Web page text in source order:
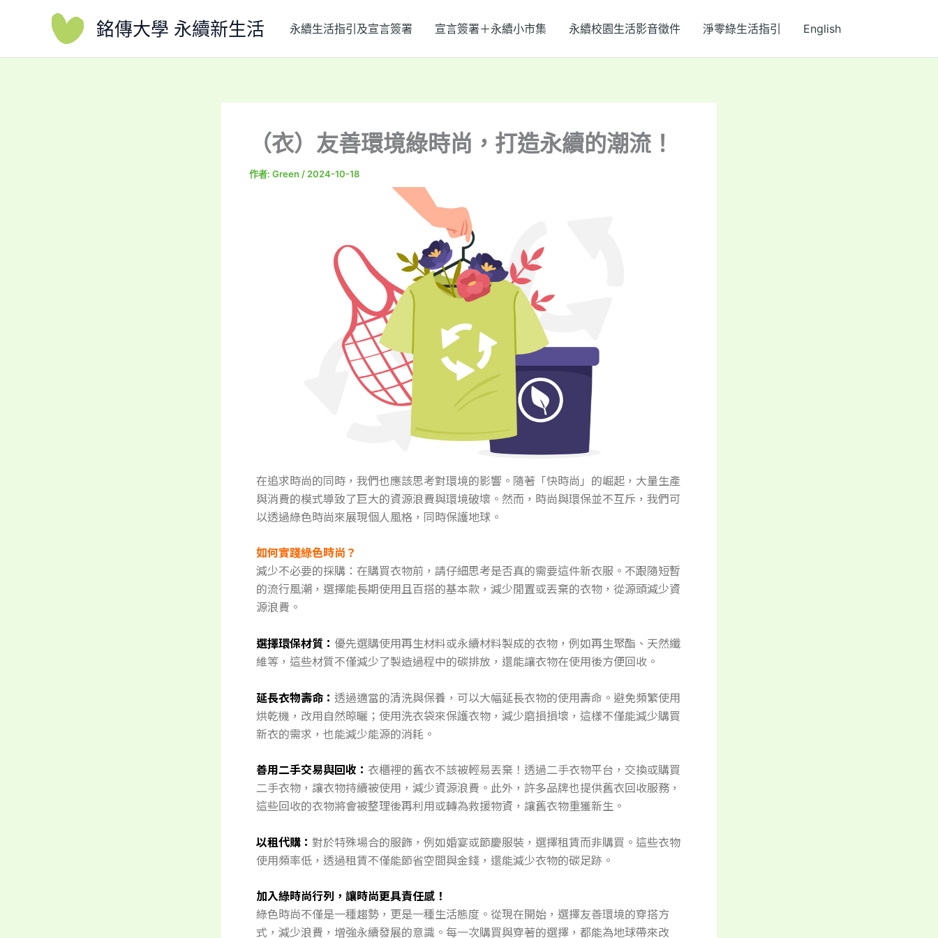
銘傳大學 永續新生活 永續生活指引及宣言簽署 宣言簽署＋永續小市集 永續校園生活影音徵件 淨零綠生活指引 English
（衣）友善環境綠時尚，打造永續的潮流！
作者: Green / 2024-10-18
在追求時尚的同時，我們也應該思考對環境的影響。隨著「快時尚」的崛起，大量生產
與消費的模式導致了巨大的資源浪費與環境破壞。然而，時尚與環保並不互斥，我們可
以透過綠色時尚來展現個人風格，同時保護地球。
如何實踐綠色時尚？
減少不必要的採購：在購買衣物前，請仔細思考是否真的需要這件新衣服。不跟隨短暫
的流行風潮，選擇能長期使用且百搭的基本款，減少閒置或丟棄的衣物，從源頭減少資
源浪費。
選擇環保材質： 優先選購使用再生材料或永續材料製成的衣物，例如再生聚酯、天然纖
維等，這些材質不僅減少了製造過程中的碳排放，還能讓衣物在使用後方便回收。
延長衣物壽命： 透過適當的清洗與保養，可以大幅延長衣物的使用壽命。避免頻繁使用
烘乾機，改用自然晾曬；使用洗衣袋來保護衣物，減少磨損損壞，這樣不僅能減少購買
新衣的需求，也能減少能源的消耗。
善用二手交易與回收： 衣櫃裡的舊衣不該被輕易丟棄！透過二手衣物平台，交換或購買
二手衣物，讓衣物持續被使用，減少資源浪費。此外，許多品牌也提供舊衣回收服務，
這些回收的衣物將會被整理後再利用或轉為救援物資，讓舊衣物重獲新生。
以租代購： 對於特殊場合的服飾，例如婚宴或節慶服裝，選擇租賃而非購買。這些衣物
使用頻率低，透過租賃不僅能節省空間與金錢，還能減少衣物的碳足跡。
加入綠時尚行列，讓時尚更具責任感！
綠色時尚不僅是一種趨勢，更是一種生活態度。從現在開始，選擇友善環境的穿搭方
式，減少浪費，增強永續發展的意識。每一次購買與穿著的選擇，都能為地球帶來改